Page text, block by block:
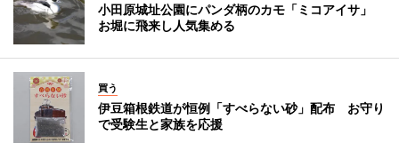
小田原城址公園にパンダ柄のカモ「ミコアイサ」
お堀に飛来し人気集める
買う
伊豆箱根鉄道が恒例「すべらない砂」配布 お守り
で受験生と家族を応援